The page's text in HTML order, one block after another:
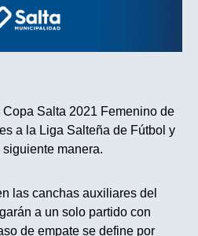
Salta 2021 Femenino de
a la Liga Salteña de Fútbol y
manera.
las canchas auxiliares del
a un solo partido con
de empate se define por